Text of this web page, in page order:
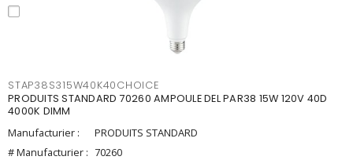
STAP38S315W40K40CHOICE
PRODUITS STANDARD 70260 AMPOULE DEL PAR38 15W 120V 40D
4000K DIMM
Manufacturier :
PRODUITS STANDARD
# Manufacturier : 70260